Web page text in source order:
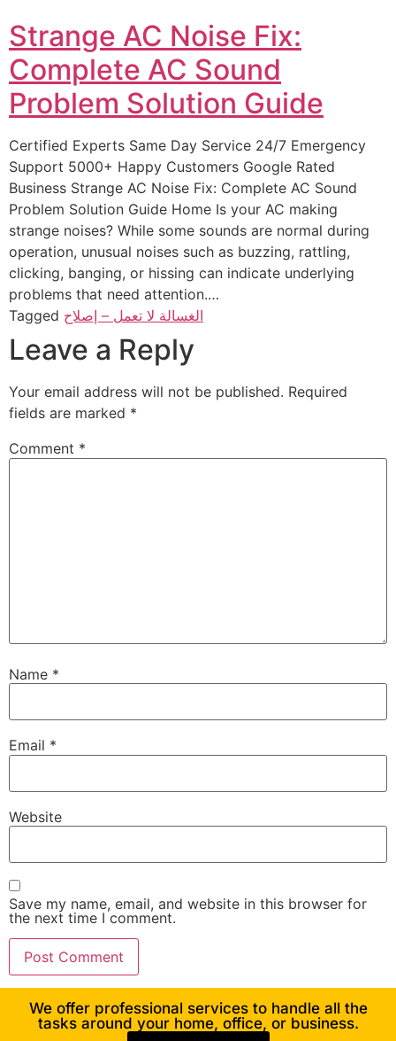
Strange AC Noise Fix:
Complete AC Sound
Problem Solution Guide
Certified Experts Same Day Service 24/7 Emergency
Support 5000+ Happy Customers Google Rated
Business Strange AC Noise Fix: Complete AC Sound
Problem Solution Guide Home Is your AC making
strange noises? While some sounds are normal during
operation, unusual noises such as buzzing, rattling,
clicking, banging, or hissing can indicate underlying
problems that need attention.…
Tagged الغسالة لا تعمل – إصلاح
Leave a Reply
Your email address will not be published. Required
fields are marked *
Comment *
Name *
Email *
Website
Save my name, email, and website in this browser for
the next time I comment.
We offer professional services to handle all the
tasks around your home, office, or business.